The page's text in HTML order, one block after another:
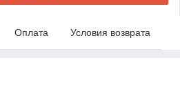
Оплата Условия возврата